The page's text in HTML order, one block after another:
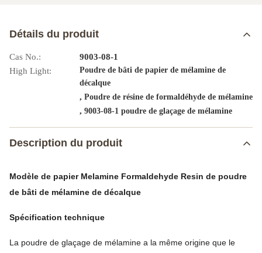
Détails du produit
Cas No.:
9003-08-1
High Light:
Poudre de bâti de papier de mélamine de
décalque
, Poudre de résine de formaldéhyde de mélamine
, 9003-08-1 poudre de glaçage de mélamine
Description du produit
Modèle de papier Melamine Formaldehyde Resin de poudre
de bâti de mélamine de décalque
Spécification technique
La poudre de glaçage de mélamine a la même origine que le